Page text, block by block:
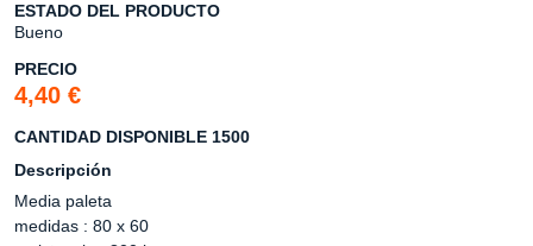
ESTADO DEL PRODUCTO
Bueno
PRECIO
4,40 €
CANTIDAD DISPONIBLE 1500
Descripción
Media paleta
medidas : 80 x 60